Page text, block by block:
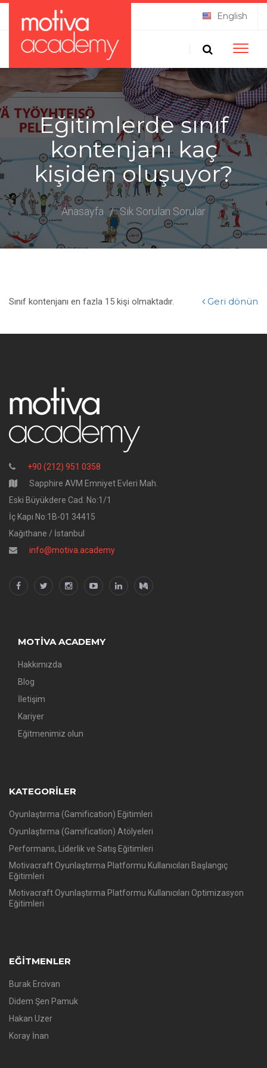
English
Toggle
Eğitimlerde sınıf
kontenjanı kaç
kişiden oluşuyor?
Anasayfa / Sık Sorulan Sorular
Geri dönün
Sınıf kontenjanı en fazla 15 kişi olmaktadır.
+90 (212) 951 0358
Sapphire AVM Emniyet Evleri Mah.
Eski Büyükdere Cad. No:1/1
İç Kapı No:1B-01 34415
Kağıthane / İstanbul
info@motiva.academy
MOTIVA ACADEMY
Hakkımızda
Blog
İletişim
Kariyer
Eğitmenimiz olun
KATEGORILER
Oyunlaştırma (Gamification) Eğitimleri
Oyunlaştırma (Gamification) Atölyeleri
Performans, Liderlik ve Satış Eğitimleri
Motivacraft Oyunlaştırma Platformu Kullanıcıları Başlangıç
Eğitimleri
Motivacraft Oyunlaştırma Platformu Kullanıcıları Optimizasyon
Eğitimleri
EĞITMENLER
Burak Ercivan
Didem Şen Pamuk
Hakan Uzer
Koray İnan